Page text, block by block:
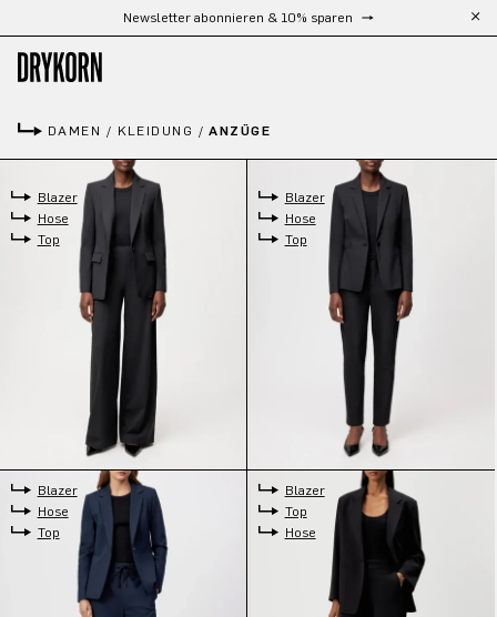
Zum Hauptinhalt springenKostenloser Versand ab 300 €
DAMEN / KLEIDUNG /ANZÜGE
Blazer
Hose
Top
Blazer
Hose
Top
Blazer
Hose
Top
Blazer
Top
Hose